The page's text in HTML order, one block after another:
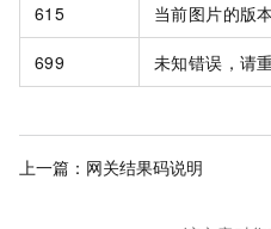
615 当前图片的版
699 未知错误，请重
上一篇： 网关结果码说明